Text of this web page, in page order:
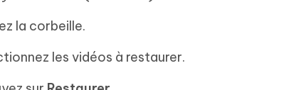
la corbeille.
les vidéos à restaurer.